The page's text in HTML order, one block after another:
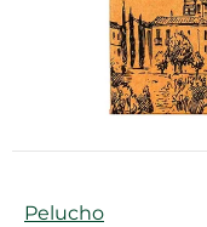
Marque
Pelucho